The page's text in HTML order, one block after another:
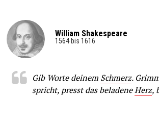
William Shakespeare
1564 bis 1616
Gib Worte deinem Schmerz.
spricht, presst das beladeneHerz,